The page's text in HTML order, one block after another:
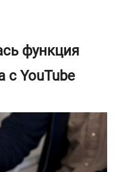
функция
с YouTube